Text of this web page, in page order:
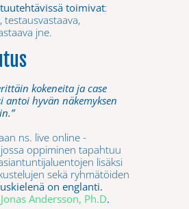
toimivat:
jne.
kokeneita ja case
antoi hyvän näkemyksen
ns. live online -
oppiminen tapahtuu
lisäksi
sekä ryhmätöiden
on englanti.
Jonas Andersson, Ph.D.